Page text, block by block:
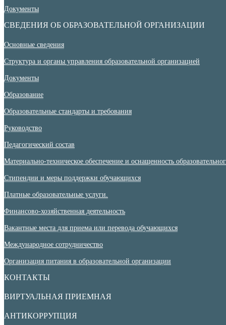
Документы
СВЕДЕНИЯ ОБ ОБРАЗОВАТЕЛЬНОЙ ОРГАНИЗАЦИИ
Основные сведения
Структура и органы управления образовательной организацией
Документы
Образование
Образовательные стандарты и требования
Руководство
Педагогический состав
Материально-техническое обеспечение и оснащенность
Стипендии и меры поддержки обучающихся
Платные образовательные услуги.
Финансово-хозяйственная деятельность
Вакантные места для приема или перевода обучающихся
Международное сотрудничество
Организация питания в образовательной организации
КОНТАКТЫ
ВИРТУАЛЬНАЯ ПРИЕМНАЯ
АНТИКОРРУПЦИЯ